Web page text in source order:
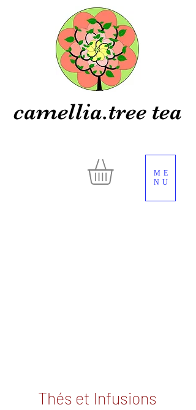
Thés et Infusions
camellia.tree tea
ME
NU